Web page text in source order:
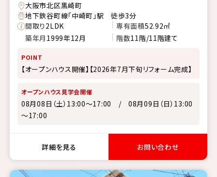
大阪市北区黒崎町
地下鉄谷町線「中崎町」駅 徒歩3分
間取り2LDK 専有面積52.92㎡
築年月 1999年12月 階数11階/11階建て
POINT
【オープンハウス開催】【2026年7月下旬リフォーム完成】
オープンハウス見学会開催
08月08日（土）13:00～17:00 / 08月09日（日）13:00
～17:00
詳細を見る お問い合わせ